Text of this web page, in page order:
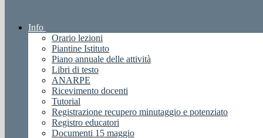
Info
Orario lezioni
Piantine Istituto
Piano annuale delle attività
Libri di testo
ANARPE
Ricevimento docenti
Tutorial
Registrazione recupero minutaggio e potenziato
Registro educatori
Documenti 15 maggio